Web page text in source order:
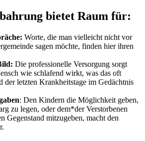
bietet Raum für:
Worte, die man vielleicht nicht vor
sagen möchte, finden hier ihren
Die professionelle Versorgung sorgt
wie schlafend wirkt, was das oft
der letzten Krankheitstage im Gedächtnis
: Den Kindern die Möglichkeit geben,
zu legen, oder dem*der Verstorbenen
Gegenstand mitzugeben, macht den